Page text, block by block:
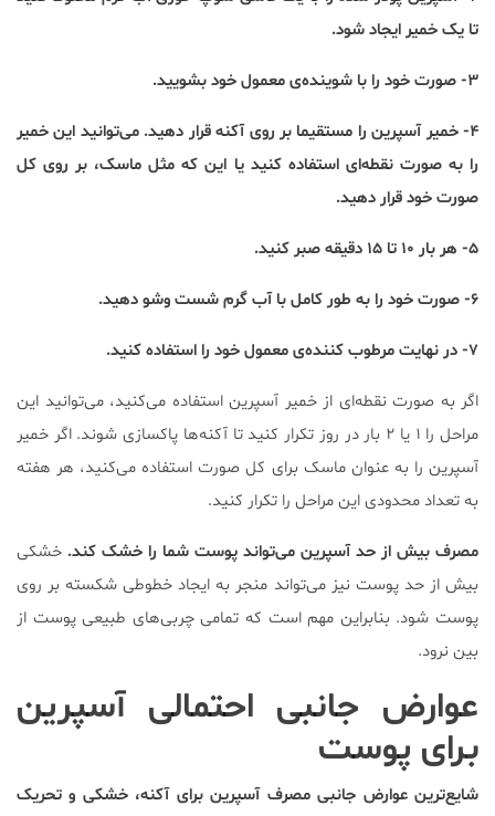
تا یک خمیر ایجاد شود.
۳- صورت خود را با شوینده‌ی معمول خود بشویید.
۴- خمیر آسپرین را مستقیما بر روی آکنه قرار دهید. می‌توانید این خمیر
را به صورت نقطه‌ای استفاده کنید یا این که مثل ماسک، بر روی کل
صورت خود قرار دهید.
۵- هر بار ۱۰ تا ۱۵ دقیقه صبر کنید.
۶- صورت خود را به طور کامل با آب گرم شست وشو دهید.
۷- در نهایت مرطوب کننده‌ی معمول خود را استفاده کنید.
اگر به صورت نقطه‌ای از خمیر آسپرین استفاده می‌کنید، می‌توانید این
مراحل را ۱ یا ۲ بار در روز تکرار کنید تا آکنه‌ها پاکسازی شوند. اگر خمیر
آسپرین را به عنوان ماسک برای کل صورت استفاده می‌کنید، هر هفته
به تعداد محدودی این مراحل را تکرار کنید.
مصرف بیش از حد آسپرین می‌تواند پوست شما را خشک کند. خشکی
بیش از حد پوست نیز می‌تواند منجر به ایجاد خطوطی شکسته بر روی
پوست شود. بنابراین مهم است که تمامی چربی‌های طبیعی پوست از
بین نرود.
عوارض جانبی احتمالی آسپرین
برای پوست
شایع‌ترین عوارض جانبی مصرف آسپرین برای آکنه، خشکی و تحریک